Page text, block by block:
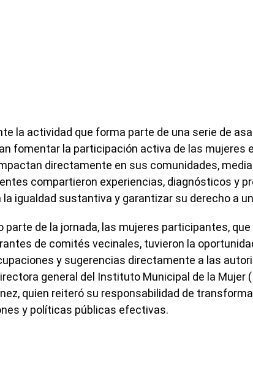
la actividad que forma parte de una serie de
fomentar la participación activa de las mujeres
directamente en sus comunidades,
compartieron experiencias, diagnósticos y
la igualdad sustantiva y garantizar su derecho a
parte de la jornada, las mujeres participantes,
de comités vecinales, tuvieron la
y sugerencias directamente a las
general del Instituto Municipal de la Mujer
quien reiteró su responsabilidad de
y políticas públicas efectivas.